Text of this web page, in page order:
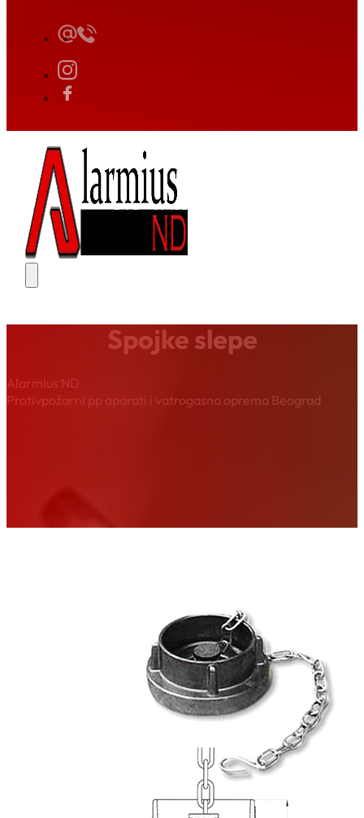
Spojke slepe
Alarmius ND
Protivpožarni pp aparati i vatrogasna oprema Beograd